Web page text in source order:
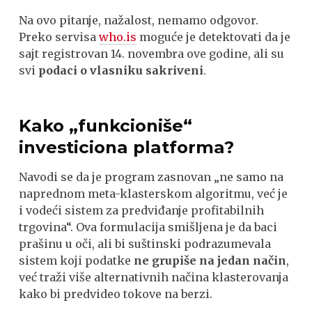
Na ovo pitanje, nažalost, nemamo odgovor.
Preko servisawho.is moguće je detektovati da je
sajt registrovan 14. novembra ove godine, ali su
svi podaci o vlasniku sakriveni.
Kako „funkcioniše“
investiciona platforma?
Navodi se da je program zasnovan „ne samo na
naprednom meta-klasterskom algoritmu, već je
i vodeći sistem za predviđanje profitabilnih
trgovina“. Ova formulacija smišljena je da baci
prašinu u oči, ali bi suštinski podrazumevala
sistem koji podatke ne grupiše na jedan način,
već traži više alternativnih načina klasterovanja
kako bi predvideo tokove na berzi.